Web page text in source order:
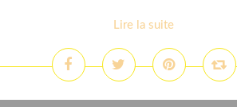
Lire la suite